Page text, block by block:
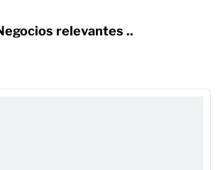
relevantes ..